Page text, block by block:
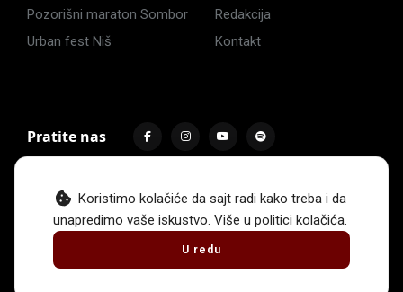
Koristimo kolačiće da sajt radi kako treba i da
unapredimo vaše iskustvo. Više u politici kolačića.
U redu
Pozorišni maraton Sombor
Urban fest Niš
Redakcija
Kontakt
Pratite nas
Impressum Politika privatnosti
Uslovi korišćenja
. Sva prava zadržava Hoću u pozorište.